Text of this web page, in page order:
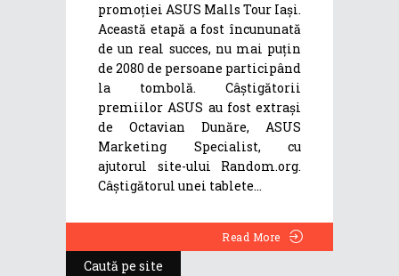
promoției ASUS Malls Tour Iași.
Această etapă a fost încununată
de un real succes, nu mai puțin
de 2080 de persoane participând
la tombolă. Câștigătorii
premiilor ASUS au fost extrași
de Octavian Dunăre, ASUS
Marketing Specialist, cu
ajutorul site-ului Random.org.
Câștigătorul unei tablete
Read More
Caută pe site